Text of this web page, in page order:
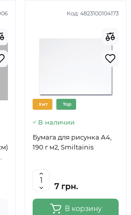
Код: 4823100104173
Хит Top
В наличии
Бумага для рисунка А4,
190 г м2, Smiltainis
7 грн.
В корзину